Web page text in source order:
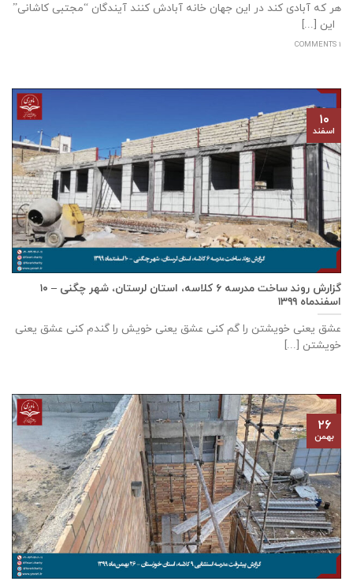
هر که آبادی کند در این جهان خانه آبادش کنند آیندگان “مجتبی کاشانی”
این [...]
1 COMMENTS
گزارش روند ساخت مدرسه ٦ كلاسه، استان لرستان، شهر چگنی – ۱۰
اسفندماه ۱۳۹۹
عشق يعنی خويشتن را گم كنی عشق يعنی خويش را گندم كنی عشق يعنی
خويشتن [...]
۱۰
اسفند
۲۶
بهمن